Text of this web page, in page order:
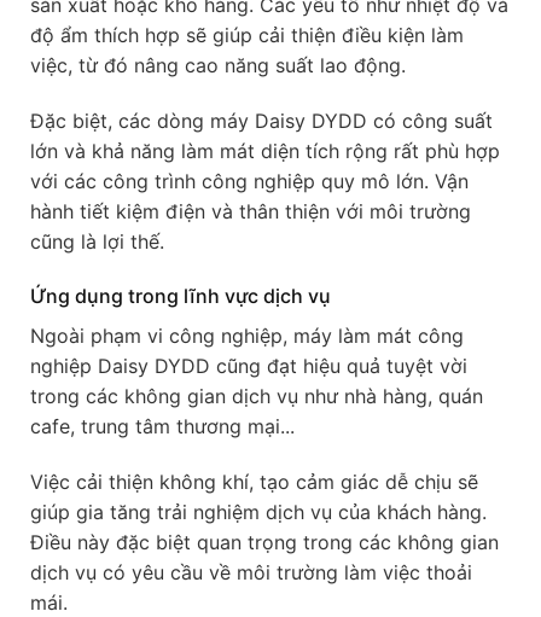
độ ẩm thích hợp sẽ giúp cải thiện điều kiện làm
việc, từ đó nâng cao năng suất lao động.
Đặc biệt, các dòng máy Daisy DYDD có công suất
lớn và khả năng làm mát diện tích rộng rất phù hợp
với các công trình công nghiệp quy mô lớn. Vận
hành tiết kiệm điện và thân thiện với môi trường
cũng là lợi thế.
Ứng dụng trong lĩnh vực dịch vụ
Ngoài phạm vi công nghiệp, máy làm mát công
nghiệp Daisy DYDD cũng đạt hiệu quả tuyệt vời
trong các không gian dịch vụ như nhà hàng, quán
cafe, trung tâm thương mại...
Việc cải thiện không khí, tạo cảm giác dễ chịu sẽ
giúp gia tăng trải nghiệm dịch vụ của khách hàng.
Điều này đặc biệt quan trọng trong các không gian
dịch vụ có yêu cầu về môi trường làm việc thoải
mái.